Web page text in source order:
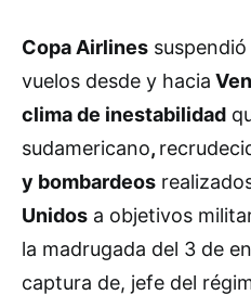
Copa Airlines
vuelos desde y hacia
clima de inestabilidad
sudamericano,
y bombardeos
Unidos a objetivos
la madrugada del 3 de
captura de, jefe del